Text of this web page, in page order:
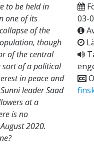
to be held in
one of its
of the
though
of the central
sort of a political
in peace and
leader Saad
at a
is no
2020.
03-